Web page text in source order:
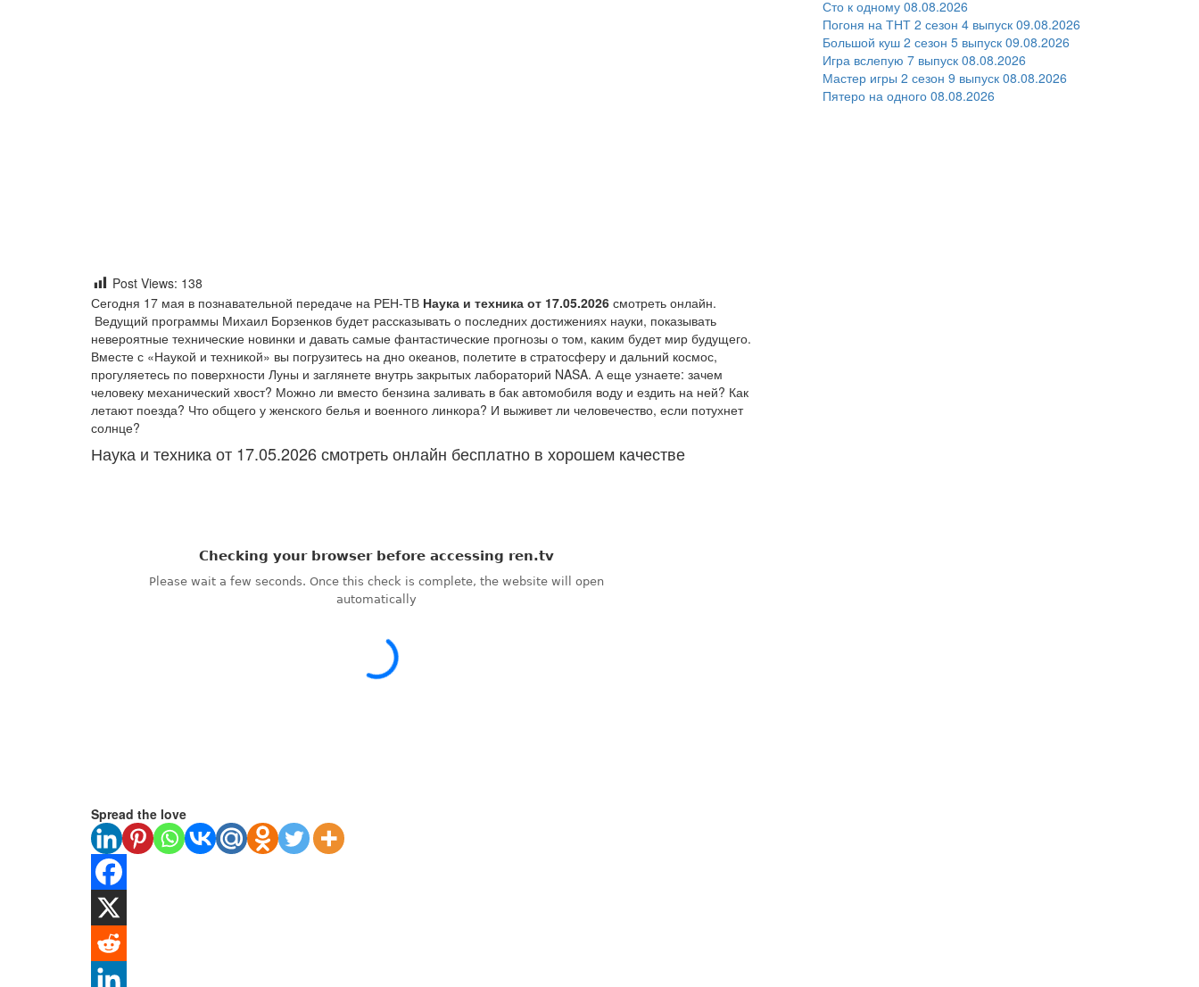
Post Views: 138
Сегодня 17 мая в познавательной передаче на РЕН-ТВ Наука и техника от 17.05.2026 смотреть онлайн.
Ведущий программы Михаил Борзенков будет рассказывать о последних достижениях науки, показывать
невероятные технические новинки и давать самые фантастические прогнозы о том, каким будет мир будущего.
Вместе с «Наукой и техникой» вы погрузитесь на дно океанов, полетите в стратосферу и дальний космос,
прогуляетесь по поверхности Луны и заглянете внутрь закрытых лабораторий NASA. А еще узнаете: зачем
человеку механический хвост? Можно ли вместо бензина заливать в бак автомобиля воду и ездить на ней? Как
летают поезда? Что общего у женского белья и военного линкора? И выживет ли человечество, если потухнет
солнце?
Наука и техника от 17.05.2026 смотреть онлайн бесплатно в хорошем качестве
Spread the love
Сто к одному 08.08.2026
Погоня на ТНТ 2 сезон 4 выпуск 09.08.2026
Большой куш 2 сезон 5 выпуск 09.08.2026
Игра вслепую 7 выпуск 08.08.2026
Мастер игры 2 сезон 9 выпуск 08.08.2026
Пятеро на одного 08.08.2026